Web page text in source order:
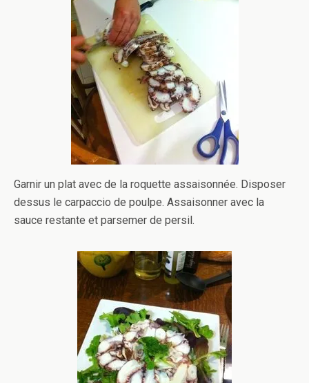
Garnir un plat avec de la roquette assaisonnée. Disposer
dessus le carpaccio de poulpe. Assaisonner avec la
sauce restante et parsemer de persil.